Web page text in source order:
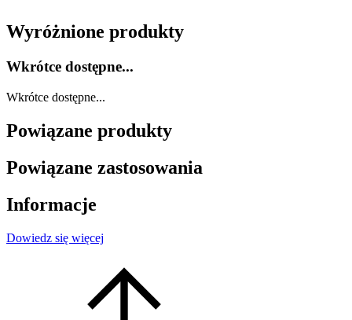
Wyróżnione produkty
Wkrótce dostępne...
Wkrótce dostępne...
Powiązane produkty
Powiązane zastosowania
Informacje
Dowiedz się więcej